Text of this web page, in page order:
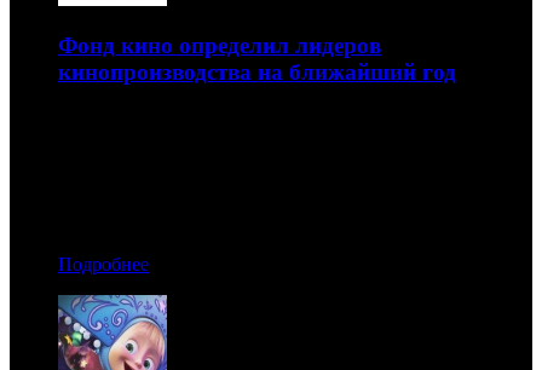
Фонд кино определил лидеров
кинопроизводства на ближайший год
Подробнее